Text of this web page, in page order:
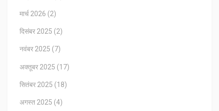
मार्च 2026 (2)
दिसंबर 2025 (2)
नवंबर 2025 (7)
अक्तूबर 2025 (17)
सितंबर 2025 (18)
अगस्त 2025 (4)